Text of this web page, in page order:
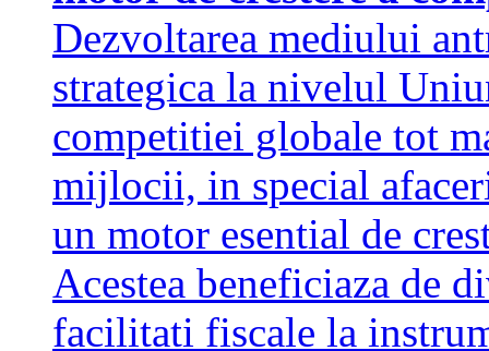
Dezvoltarea mediului
strategica la nivelul
competitiei globale tot
mijlocii, in special
un motor esential de
Acestea beneficiaza de
facilitati fiscale la